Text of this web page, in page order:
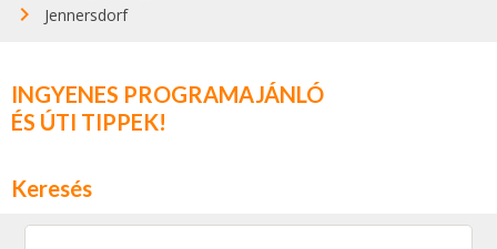
Jennersdorf
INGYENES PROGRAMAJÁNLÓ
ÉS ÚTI TIPPEK!
Keresés